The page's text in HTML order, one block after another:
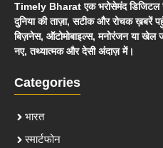
Timely Bharat एक भरोसेमंद डिजिटल
दुनिया की ताज़ा, सटीक और रोचक ख़बरें
बिज़नेस, ऑटोमोबाइल्स, मनोरंजन या
नए, तथ्यात्मक और देसी अंदाज़ में।
Categories
भारत
स्मार्टफोन